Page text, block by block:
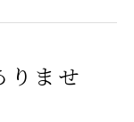
りませ